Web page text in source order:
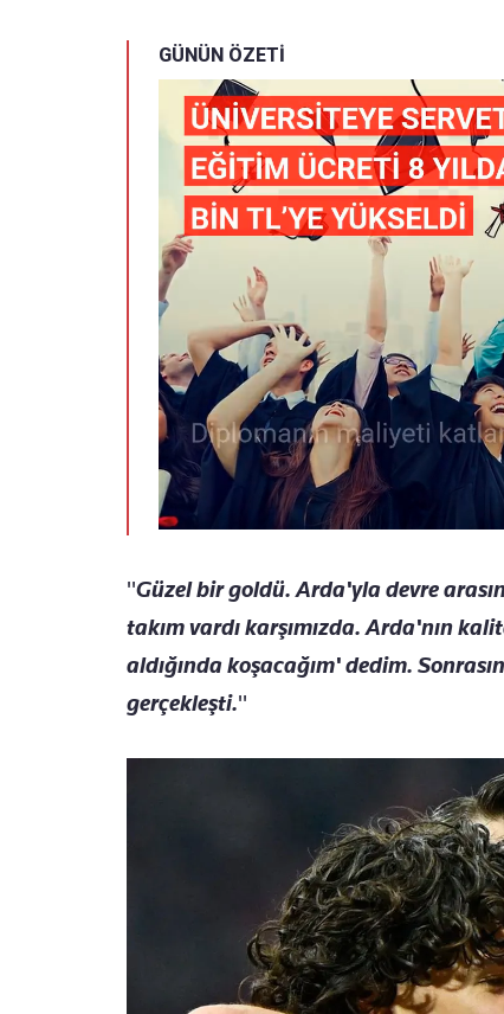
GÜNÜN ÖZETİ
"Güzel bir goldü. Arda'yla devre
takım vardı karşımızda. Arda'nın
aldığında koşacağım' dedim.
gerçekleşti."